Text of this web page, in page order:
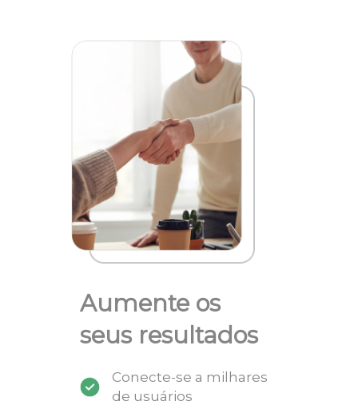
Aumente os
seus resultados
Conecte-se a milhares
de usuários